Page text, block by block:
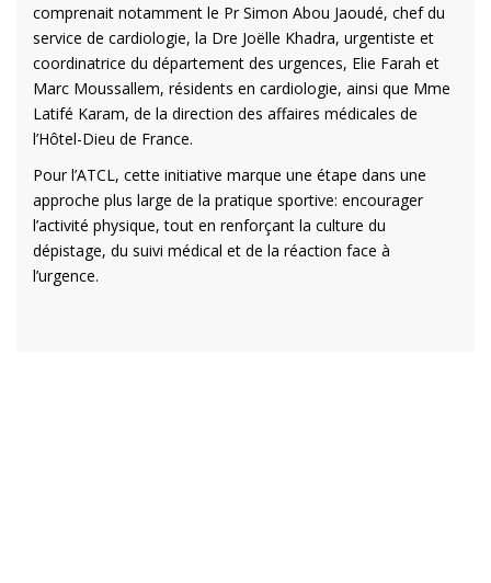
comprenait notamment le Pr Simon Abou Jaoudé, chef du
service de cardiologie, la Dre Joëlle Khadra, urgentiste et
coordinatrice du département des urgences, Elie Farah et
Marc Moussallem, résidents en cardiologie, ainsi que Mme
Latifé Karam, de la direction des affaires médicales de
l’Hôtel-Dieu de France.
Pour l’ATCL, cette initiative marque une étape dans une
approche plus large de la pratique sportive: encourager
l’activité physique, tout en renforçant la culture du
dépistage, du suivi médical et de la réaction face à
l’urgence.